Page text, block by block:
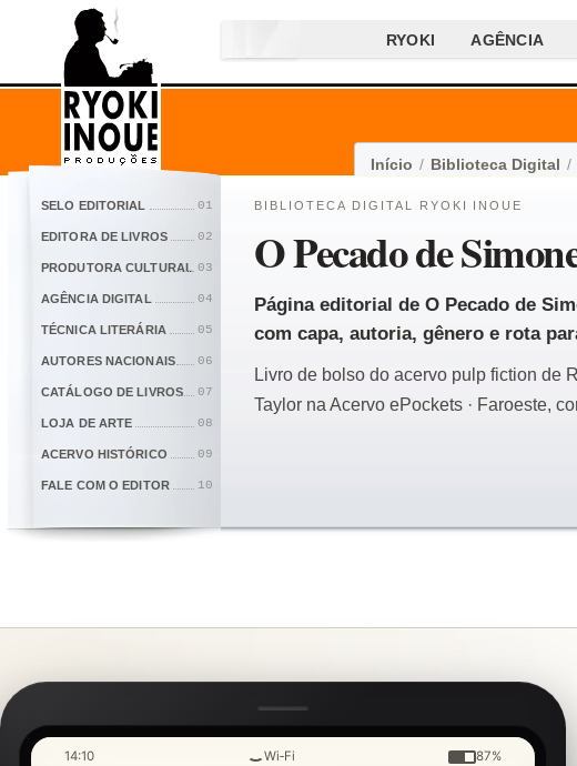
RYOKI AGÊNCIA
SELO EDITORIAL 01
EDITORA DE LIVROS 02
PRODUTORA CULTURAL 03
AGÊNCIA DIGITAL 04
TÉCNICA LITERÁRIA 05
AUTORES NACIONAIS 06
CATÁLOGO DE LIVROS 07
LOJA DE ARTE 08
ACERVO HISTÓRICO 09
FALE COM O EDITOR 10
Início / Biblioteca Digital /
BIBLIOTECA DIGITAL RYOKI INOUE
O Pecado de
Página editorial de O Pecado de
com capa, autoria, gênero e rota
Livro de bolso do acervo pulp fiction de
Taylor na Acervo ePockets · Faroeste,
14:10 Wi‑Fi 87%